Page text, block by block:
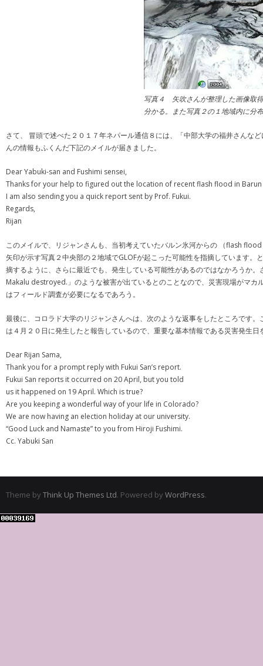
写真４ 矢吹さんが整理した画像取
分かる。また写真２の１地域内に分
さて、 冒頭で述べた２０１７年ネパール通信８には、「中部大学の福井さんな
んの情報もふくんだ下記のメイルが届きました。
Dear Yabuki-san and Fushimi sensei,
Thanks for your help to figured out the location of recent flash flood in
I am also sending you a quick report sent by Prof. Fukui.
Regards,
Rijan
このメイルで、リジャンさんも、当初考えていたバルン氷河からの （flash
矢印が示す写真２中央部の２地域でGLOFが起こった可能性を指摘しています
摘するように、さらに最近でも、発生している可能性があるのではなかろう
Makalu destroyed.」のような被害が出ているとのことなので、災害現場がマ
はフィールド調査が必要になるであろう。
最後に、コロラド大学のリジャンさんへは、次のような返事をしたところです
は４月２０日に発生したと報告しているので、重要な基本情報である災害発生
Dear Rijan Sama,
Thank you for a prompt reply with Fukui San’s report.
Fukui San reports it occurred on 20 April, but you told
us it happened on 19 April. Which is true?
Are you keeping a wonderful way of your life in Colorado?
We are now having an election holiday at our university.
“Good Luck and Namaste” to you from Hiroji Fushimi.
Cc. Yabuki San
Theme by Think Up Themes Ltd. Powered by WordPress.